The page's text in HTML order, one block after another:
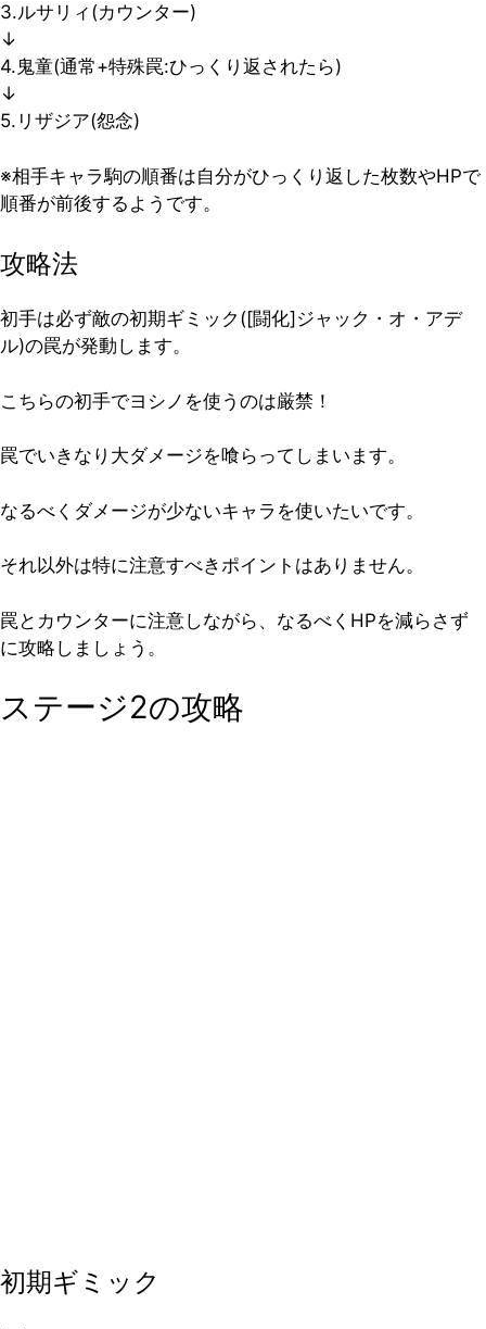
3.ルサリィ(カウンター)
↓
4.鬼童(通常+特殊罠:ひっくり返されたら)
↓
5.リザジア(怨念)
※相手キャラ駒の順番は自分がひっくり返した枚数やHPで
順番が前後するようです。
攻略法
初手は必ず敵の初期ギミック([闘化]ジャック・オ・アデ
ル)の罠が発動します。
こちらの初手でヨシノを使うのは厳禁！
罠でいきなり大ダメージを喰らってしまいます。
なるべくダメージが少ないキャラを使いたいです。
それ以外は特に注意すべきポイントはありません。
罠とカウンターに注意しながら、なるべくHPを減らさず
に攻略しましょう。
ステージ2の攻略
初期ギミック